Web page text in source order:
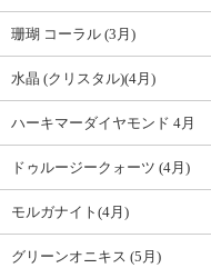
珊瑚 コーラル (3月)
水晶 (クリスタル)(4月)
ハーキマーダイヤモンド 4月
ドゥルージークォーツ (4月)
モルガナイト(4月)
グリーンオニキス (5月)